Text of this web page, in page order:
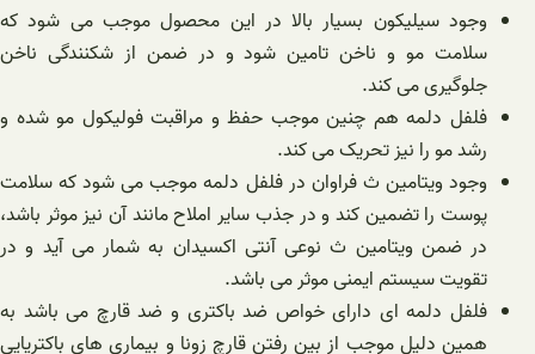
وجود سیلیکون بسیار بالا در این محصول موجب می شود که
سلامت مو و ناخن تامین شود و در ضمن از شکنندگی ناخن
جلوگیری می کند.
فلفل دلمه هم چنین موجب حفظ و مراقبت فولیکول مو شده و
رشد مو را نیز تحریک می کند.
وجود ویتامین ث فراوان در فلفل دلمه موجب می شود که سلامت
پوست را تضمین کند و در جذب سایر املاح مانند آن نیز موثر باشد،
در ضمن ویتامین ث نوعی آنتی اکسیدان به شمار می آید و در
تقویت سیستم ایمنی موثر می باشد.
فلفل دلمه ای دارای خواص ضد باکتری و ضد قارچ می باشد به
همین دلیل موجب از بین رفتن قارچ زونا و بیماری های باکتریایی